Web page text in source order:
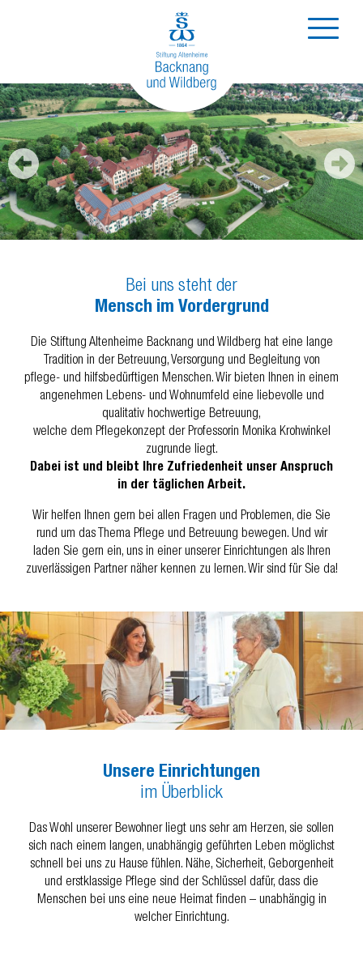
Bei uns steht der
Mensch im Vordergrund
Die Stiftung Altenheime Backnang und Wildberg hat eine lange
Tradition in der Betreuung, Versorgung und Begleitung von
pflege- und hilfsbedürftigen Menschen. Wir bieten Ihnen in einem
angenehmen Lebens- und Wohnumfeld eine liebevolle und
qualitativ hochwertige Betreuung,
welche dem Pflegekonzept der Professorin Monika Krohwinkel
zugrunde liegt.
Dabei ist und bleibt Ihre Zufriedenheit unser Anspruch
in der täglichen Arbeit.
Wir helfen Ihnen gern bei allen Fragen und Problemen, die Sie
rund um das Thema Pflege und Betreuung bewegen. Und wir
laden Sie gern ein, uns in einer unserer Einrichtungen als Ihren
zuverlässigen Partner näher kennen zu lernen. Wir sind für Sie da!
Unsere Einrichtungen
im Überblick
Das Wohl unserer Bewohner liegt uns sehr am Herzen, sie sollen
sich nach einem langen, unabhängig geführten Leben möglichst
schnell bei uns zu Hause fühlen. Nähe, Sicherheit, Geborgenheit
und erstklassige Pflege sind der Schlüssel dafür, dass die
Menschen bei uns eine neue Heimat finden – unabhängig in
welcher Einrichtung.